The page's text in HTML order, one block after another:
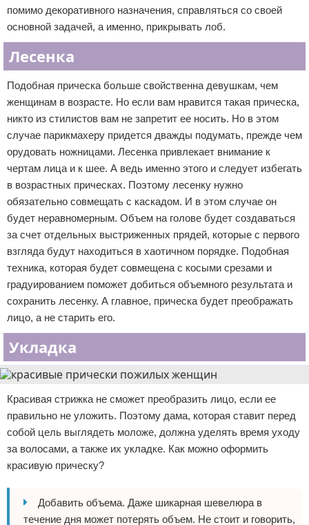
помимо декоративного назначения, справляться со своей
основной задачей, а именно, прикрывать лоб.
Лесенка
Подобная прическа больше свойственна девушкам, чем
женщинам в возрасте. Но если вам нравится такая прическа,
никто из стилистов вам не запретит ее носить. Но в этом
случае парикмахеру придется дважды подумать, прежде чем
орудовать ножницами. Лесенка привлекает внимание к
чертам лица и к шее. А ведь именно этого и следует избегать
в возрастных прическах. Поэтому лесенку нужно
обязательно совмещать с каскадом. И в этом случае он
будет неравномерным. Объем на голове будет создаваться
за счет отдельных выстриженных прядей, которые с первого
взгляда будут находиться в хаотичном порядке. Подобная
техника, которая будет совмещена с косыми срезами и
градуированием поможет добиться объемного результата и
сохранить лесенку. А главное, прическа будет преображать
лицо, а не старить его.
Укладка
Красивая стрижка не сможет преобразить лицо, если ее
правильно не уложить. Поэтому дама, которая ставит перед
собой цель выглядеть моложе, должна уделять время уходу
за волосами, а также их укладке. Как можно оформить
красивую прическу?
Добавить объема. Даже шикарная шевелюра в
течение дня может потерять объем. Не стоит и говорить,